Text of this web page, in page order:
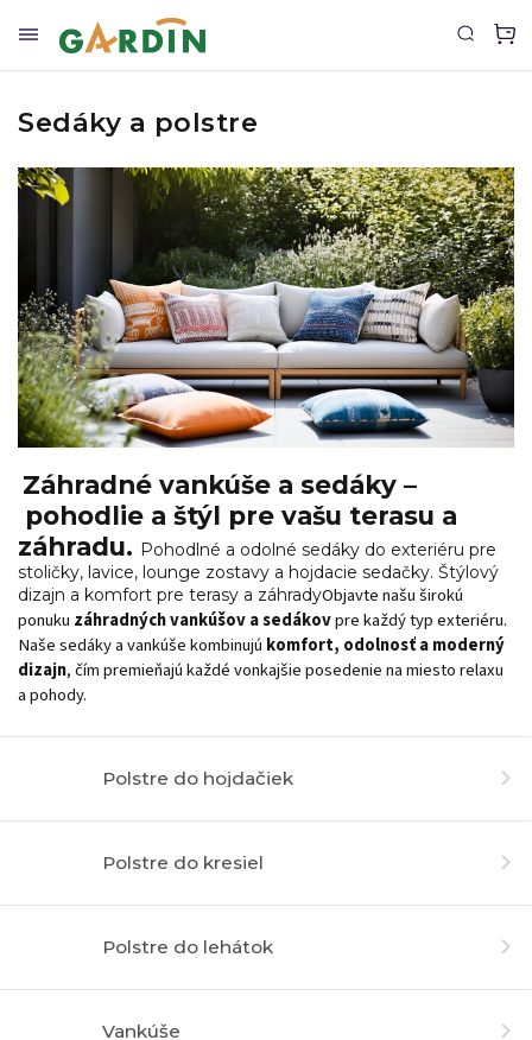
Sedáky a polstre
Záhradné vankúše a sedáky –
pohodlie a štýl pre vašu terasu a
záhradu. Pohodlné a odolné sedáky do exteriéru pre
stoličky, lavice, lounge zostavy a hojdacie sedačky. Štýlový
dizajn a komfort pre terasy a záhradyObjavte našu širokú
ponuku záhradných vankúšov a sedákovpre každý typ exteriéru.
Naše sedáky a vankúše kombinujú komfort, odolnosť a moderný
dizajn, čím premieňajú každé vonkajšie posedenie na miesto relaxu
a pohody.
Polstre do hojdačiek
Polstre do kresiel
Polstre do lehátok
Vankúše